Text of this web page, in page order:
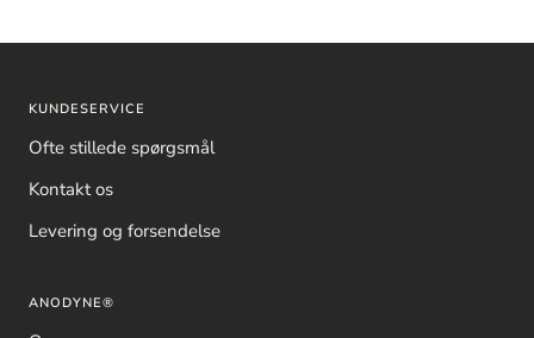
KUNDESERVICE
Ofte stillede spørgsmål
Kontakt os
Levering og forsendelse
ANODYNE®